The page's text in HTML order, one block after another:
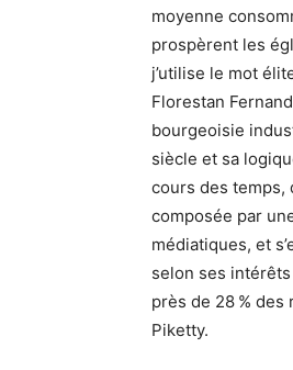
moyenne
prospèrent les
j’utilise le mot
Florestan
bourgeoisie
siècle et sa
cours des temps,
composée par
médiatiques, et
selon ses
près de 28 % des
Piketty.